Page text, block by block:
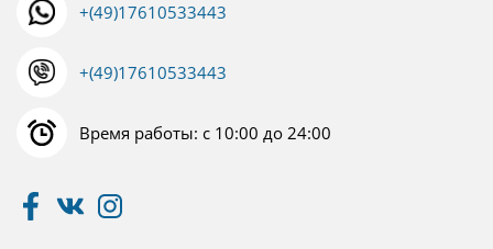
+(49)17610533443
+(49)17610533443
Время работы: с 10:00 до 24:00